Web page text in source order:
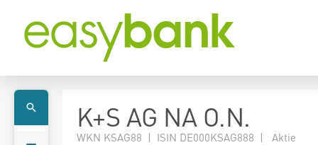
K+S AG NA O.N.
WKN KSAG88 | ISIN DE000KSAG888 | Aktie